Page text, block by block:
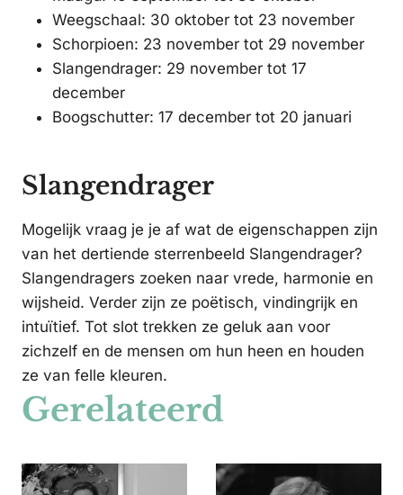
Weegschaal: 30 oktober tot 23 november
Schorpioen: 23 november tot 29 november
Slangendrager: 29 november tot 17
december
Boogschutter: 17 december tot 20 januari
Slangendrager
Mogelijk vraag je je af wat de eigenschappen zijn
van het dertiende sterrenbeeld Slangendrager?
Slangendragers zoeken naar vrede, harmonie en
wijsheid. Verder zijn ze poëtisch, vindingrijk en
intuïtief. Tot slot trekken ze geluk aan voor
zichzelf en de mensen om hun heen en houden
ze van felle kleuren.
Gerelateerd